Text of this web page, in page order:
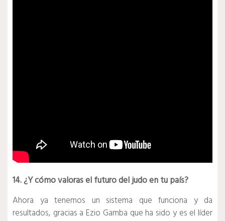
14. ¿Y cómo valoras el futuro del judo en tu país?
Ahora ya tenemos un sistema que funciona y da
resultados, gracias a Ezio Gamba que ha sido y es el líder